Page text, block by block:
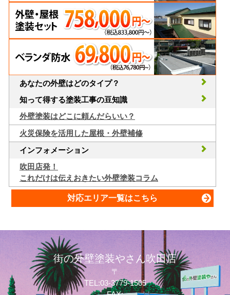
あなたの外壁はどのタイプ？
知って得する塗装工事の豆知識
外壁塗装はどこに頼んだらいい？
火災保険を活用した屋根・外壁補修
インフォメーション
吹田店発！
これだけは伝えおきたい外壁塗装コラム
対応エリア一覧はこちら
街の外壁塗装やさん吹田店
〒
TEL:03-3779-1505